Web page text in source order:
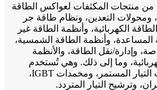
من منتجات المكثفات لعواكس الطاقة
ومحولات التعدين، ونظام طاقة جر
الكهربائية، وأنظمة الطاقة غير
المساعدة، وأنظمة الطاقة الشمسية،
وإدارة/نقل الطاقة، والأنظمة
وما إلى ذلك. وهي تُستخدم
بشكل أساسي في وصلات التيار المستمر، ومخمدات IGBT،
وترشيح التيار المتردد.